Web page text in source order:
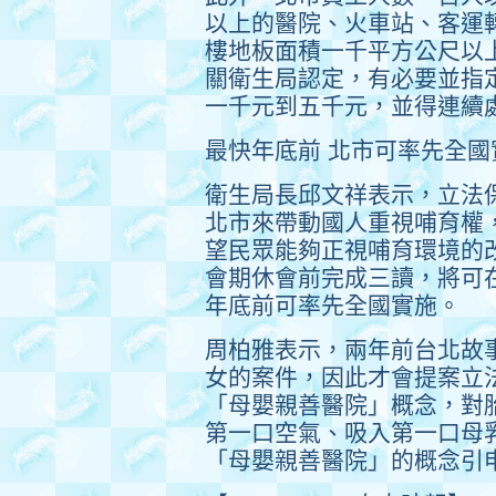
以上的醫院、火車站、客運
樓地板面積一千平方公尺以
關衛生局認定，有必要並指
一千元到五千元，並得連續
最快年底前 北市可率先全國
衛生局長邱文祥表示，立法
北市來帶動國人重視哺育權
望民眾能夠正視哺育環境的
會期休會前完成三讀，將可
年底前可率先全國實施。
周柏雅表示，兩年前台北故
女的案件，因此才會提案立
「母嬰親善醫院」概念，對
第一口空氣、吸入第一口母
「母嬰親善醫院」的概念